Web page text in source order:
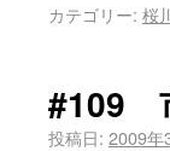
カテゴリー: 桜
#109
投稿日: 2009年